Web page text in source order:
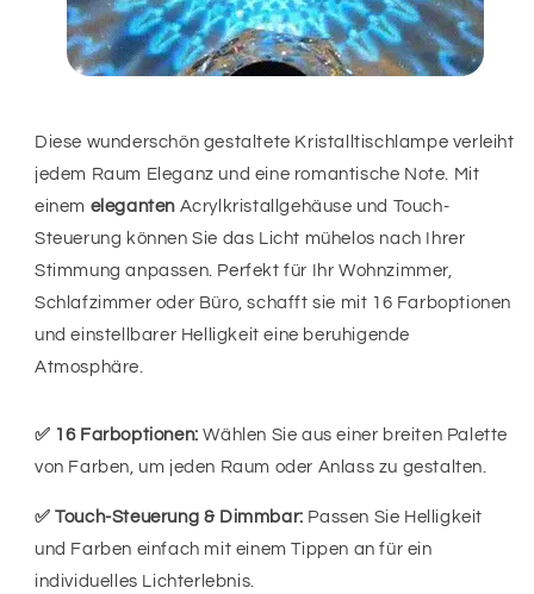
Diese wunderschön gestaltete Kristalltischlampe verleiht
jedem Raum Eleganz und eine romantische Note. Mit
einem eleganten Acrylkristallgehäuse und Touch-
Steuerung können Sie das Licht mühelos nach Ihrer
Stimmung anpassen. Perfekt für Ihr Wohnzimmer,
Schlafzimmer oder Büro, schafft sie mit 16 Farboptionen
und einstellbarer Helligkeit eine beruhigende
Atmosphäre.
✅ 16 Farboptionen: Wählen Sie aus einer breiten Palette
von Farben, um jeden Raum oder Anlass zu gestalten.
✅ Touch-Steuerung & Dimmbar: Passen Sie Helligkeit
und Farben einfach mit einem Tippen an für ein
individuelles Lichterlebnis.